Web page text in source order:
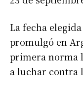
La fecha
promulgó en
primera norma
a luchar contra